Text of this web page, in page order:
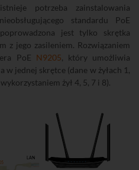
potrzeba zainstalowania
standardu PoE
jest tylko skrętka
z jego zasileniem. Rozwiązaniem
PoE N9205, który umożliwia
w jednej skrętce (dane w żyłach 1,
żył 4, 5, 7 i 8).
LAN